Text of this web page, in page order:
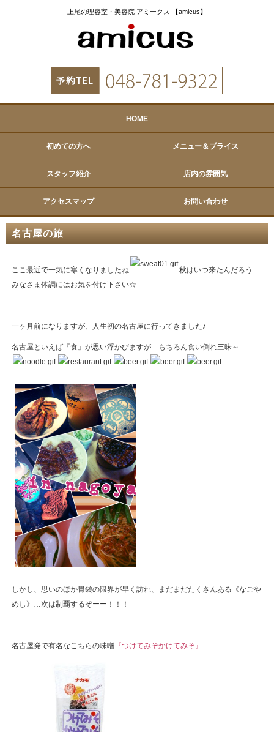
上尾の理容室・美容院 アミークス 【amicus】
HOME
初めての方へ メニュー＆プライス
スタッフ紹介 店内の雰囲気
アクセスマップ お問い合わせ
名古屋の旅
ここ最近で一気に寒くなりましたね
秋はいつ来たんだろう…
みなさま体調にはお気を付け下さい☆
一ヶ月前になりますが、人生初の名古屋に行ってきました♪
名古屋といえば『食』が思い浮かびますが…もちろん食い倒れ三昧～
しかし、思いのほか胃袋の限界が早く訪れ、まだまだたくさんある《なごや
めし》…次は制覇するぞーー！！！
名古屋発で有名なこちらの味噌『つけてみそかけてみそ』